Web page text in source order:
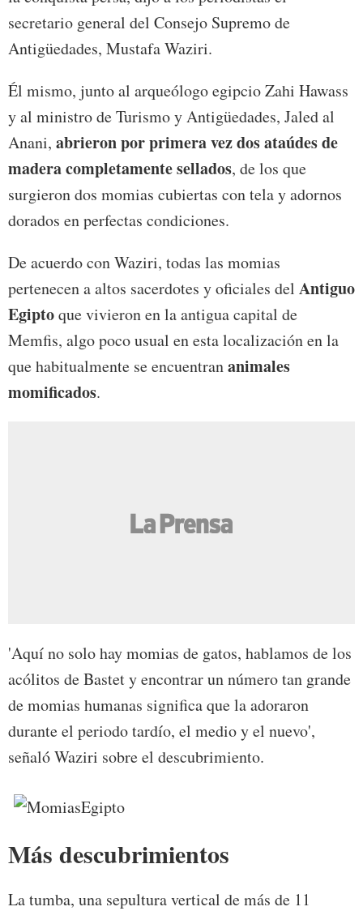
secretario general del Consejo Supremo de
Antigüedades, Mustafa Waziri.
Él mismo, junto al arqueólogo egipcio Zahi Hawass
y al ministro de Turismo y Antigüedades, Jaled al
Anani, abrieron por primera vez dos ataúdes de
madera completamente sellados, de los que
surgieron dos momias cubiertas con tela y adornos
dorados en perfectas condiciones.
De acuerdo con Waziri, todas las momias
pertenecen a altos sacerdotes y oficiales del Antiguo
Egiptoque vivieron en la antigua capital de
Memfis, algo poco usual en esta localización en la
que habitualmente se encuentrananimales
momificados.
'Aquí no solo hay momias de gatos, hablamos de los
acólitos de Bastet y encontrar un número tan grande
de momias humanas significa que la adoraron
durante el periodo tardío, el medio y el nuevo',
señaló Waziri sobre el descubrimiento.
Más descubrimientos
La tumba, una sepultura vertical de más de 11